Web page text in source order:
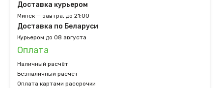
Доставка курьером
Минск — завтра, до 21:00
Доставка по Беларуси
Курьером до 08 августа
Оплата
Наличный расчёт
Безналичный расчёт
Оплата картами рассрочки